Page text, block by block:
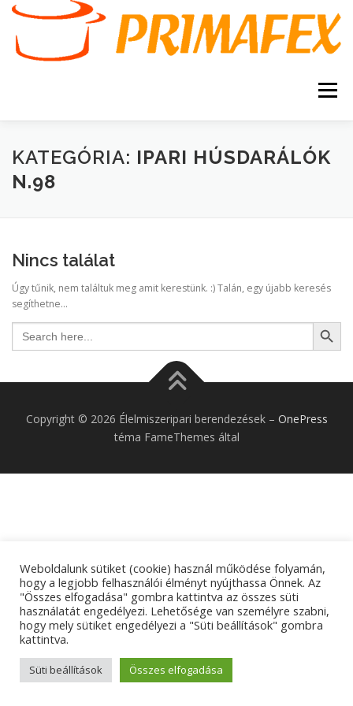
Tovább
tartalomhoz
Menü
KEZDŐOLDAL KAPCSOLAT TERMÉKEK
VÁSÁRLÁSI FELTÉTELEK
KATEGÓRIA: IPARI HÚSDARÁLÓK
N.98
Nincs találat
Úgy tűnik, nem találtuk meg amit kerestünk. :) Talán, egy újabb keresés
segíthetne...
Search
for:
Search Button
Copyright © 2026 Élelmiszeripari berendezések – OnePress
téma FameThemes által
Weboldalunk sütiket (cookie) használ működése folyamán,
hogy a legjobb felhasználói élményt nyújthassa Önnek. Az
"Összes elfogadása" gombra kattintva az összes süti
használatát engedélyezi. Lehetősége van személyre szabni,
hogy mely sütiket engedélyezi a "Süti beállítások" gombra
kattintva.
Süti beállítások Összes elfogadása